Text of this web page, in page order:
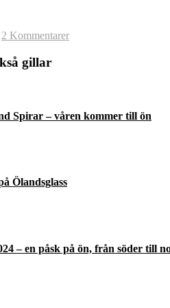
2 Kommentarer
gillar
Spirar – våren kommer till ön
Ölandsglass
– en påsk på ön, från söder till